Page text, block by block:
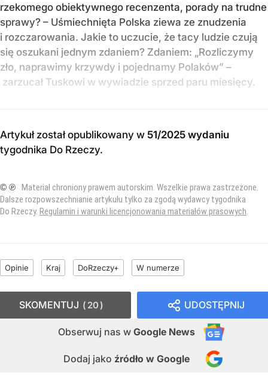
rzekomego obiektywnego recenzenta, porady na trudne
sprawy? – Uśmiechnięta Polska ziewa ze znudzenia
i rozczarowania. Jakie to uczucie, że tacy ludzie czują
się oszukani jednym zdaniem? Zdaniem: „Rozliczymy
zło, naprawimy krzywdy i pojednamy Polaków” –
zarzucał Tuskowi w wywiadzie sprzed paru miesięcy.
Artykuł został opublikowany w 51/2025 wydaniu
tygodnika Do Rzeczy.
© ℗ Materiał chroniony prawem autorskim. Wszelkie prawa zastrzeżone.
Dalsze rozpowszechnianie artykułu tylko za zgodą wydawcy tygodnika
Do Rzeczy. Regulamin i warunki licencjonowania materiałów prasowych.
Opinie Kraj DoRzeczy+ W numerze
UDOSTĘPNIJ
Obserwuj nas w Google News
Dodaj jako źródło w Google
SKOMENTUJ 20